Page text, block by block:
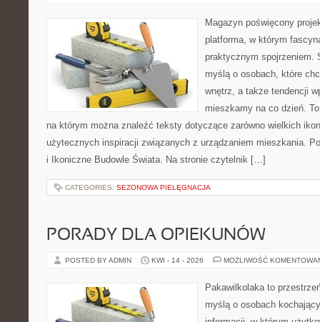
Magazyn poświęcony
platforma, w którym
praktycznym spojrzeniem.
myślą o osobach, które
wnętrz, a także tendencji
mieszkamy na co dzień.
na którym można znaleźć teksty dotyczące zarówno wielkich
użytecznych inspiracji związanych z urządzaniem mieszkania.
i Ikoniczne Budowle Świata. Na stronie czytelnik […]
CATEGORIES: SEZONOWA PIELĘGNACJA
PORADY DLA OPIEKUNÓW
POSTED BY ADMIN KWI - 14 - 2026 MOŻLIWOŚĆ
Pakawilkolaka to
myślą o osobach